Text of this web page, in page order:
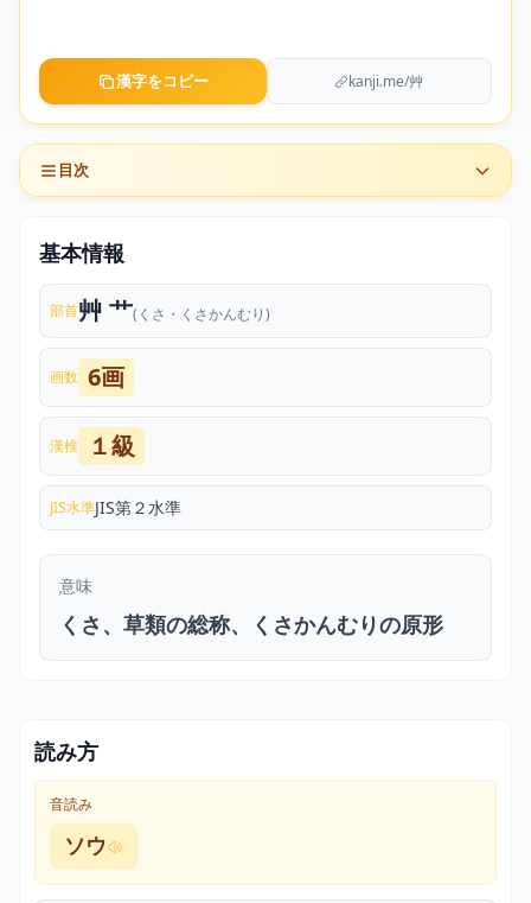
漢字をコピー kanji.me/艸
目次
基本情報
部首艸 艹(くさ・くさかんむり)
画数 6画
漢検 １級
JIS水準JIS第２水準
意味
くさ、草類の総称、くさかんむりの原形
読み方
音読み
ソウ